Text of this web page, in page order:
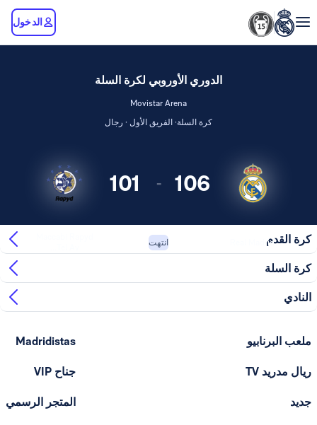
الدخول
الدوري الأوروبي لكرة السلة
Movistar Arena
كرة السلة· الفريق الأول · رجال
106
-
101
Real Madrid انتهت كرة القدم
كرة السلة
النادي
ملعب البرنابيو
ريال مدريد TV
جديد
Madridistas
جناح VIP
المتجر الرسمي